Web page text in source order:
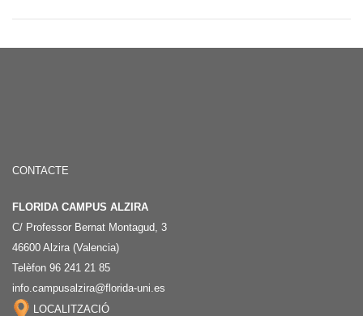
CONTACTE
FLORIDA CAMPUS ALZIRA
C/ Professor Bernat Montagud, 3
46600 Alzira (Valencia)
Telèfon 96 241 21 85
info.campusalzira@florida-uni.es
LOCALITZACIÓ